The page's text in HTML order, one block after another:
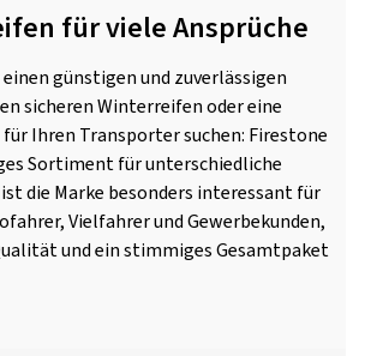
für viele Ansprüche
günstigen und zuverlässigen
sicheren Winterreifen oder eine
Ihren Transporter suchen: Firestone
Sortiment für unterschiedliche
die Marke besonders interessant für
Vielfahrer und Gewerbekunden,
und ein stimmiges Gesamtpaket